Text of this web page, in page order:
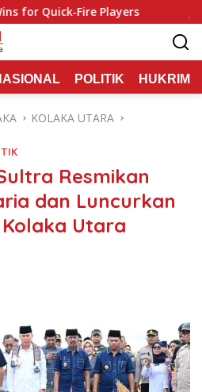
Players Jackpot
POLITIK HUKRIM
KOLAKA UTARA
Resmikan
dan Luncurkan
Kolaka Utara